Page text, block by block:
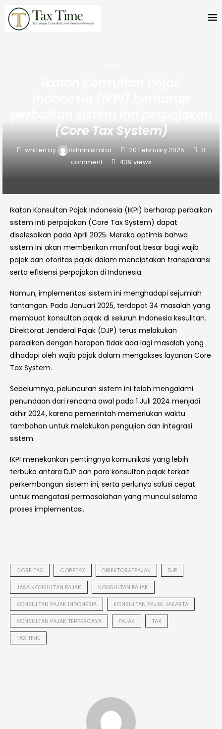
(Core Tax System)
written by Administrator 20 February 2025
0
comment
439 views
Ikatan Konsultan Pajak Indonesia (IKPI) berharap perbaikan
sistem inti perpajakan (Core Tax System) dapat
diselesaikan pada April 2025. Mereka optimis bahwa
sistem ini akan memberikan manfaat besar bagi wajib
pajak dan otoritas pajak dalam menciptakan transparansi
serta efisiensi perpajakan di Indonesia.
Namun, implementasi sistem ini menghadapi sejumlah
tantangan. Pada Januari 2025, terdapat 34 masalah yang
membuat konsultan pajak di seluruh Indonesia kesulitan.
Direktorat Jenderal Pajak (DJP) terus melakukan
perbaikan dengan harapan tidak ada lagi masalah yang
dihadapi oleh wajib pajak dalam mengakses layanan Core
Tax System.
Sebelumnya, peluncuran sistem ini telah mengalami
penundaan dari rencana awal pada 1 Juli 2024 menjadi
akhir 2024, karena pemerintah memerlukan waktu
tambahan untuk melakukan pengujian dan integrasi
sistem.
IKPI menekankan pentingnya komunikasi yang lebih
terbuka antara DJP dan para konsultan pajak terkait
perkembangan sistem ini, serta perlunya solusi cepat
untuk mengatasi permasalahan yang muncul selama
proses implementasi.
CORE TAX CORETAX DIREKTORATPAJAK DJP
JASA KONSULTAN PAJAK KONSULTAN PAJAK
KONSULTAN PAJAK INDONESIA KONSULTAN PAJAK JAKARTA
KONSULTAN PAJAK TERPERCAYA PAJAK TAX
TAX TIME